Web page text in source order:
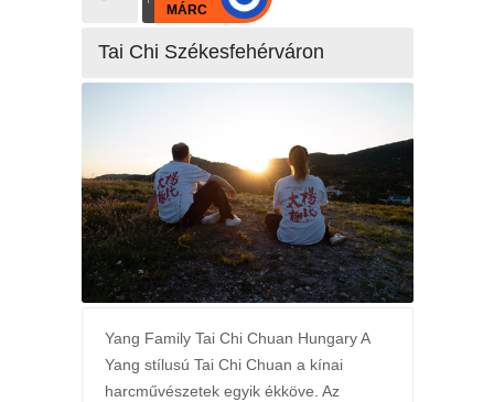
MÁRC
Tai Chi Székesfehérváron
Yang Family Tai Chi Chuan Hungary A
Yang stílusú Tai Chi Chuan a kínai
harcművészetek egyik ékköve. Az